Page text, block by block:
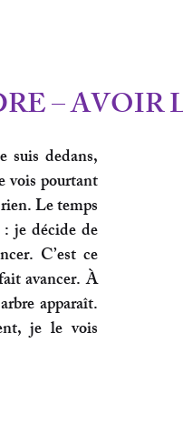
– AVOIR
suis dedans,
vois pourtant
Le temps
: je décide de
C’est ce
avancer. À
apparaît.
je le vois